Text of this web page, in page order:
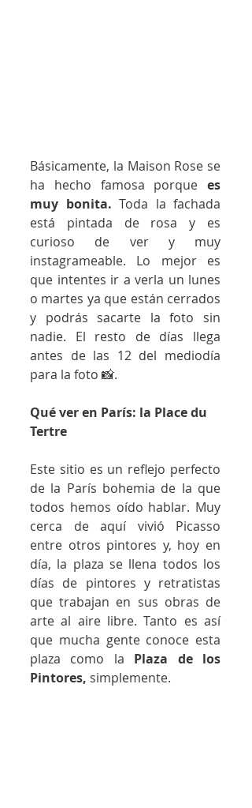
Básicamente, la Maison Rose se
ha hecho famosa porque es
muy bonita. Toda la fachada
está pintada de rosa y es
curioso de ver y muy
instagrameable. Lo mejor es
que intentes ir a verla un lunes
o martes ya que están cerrados
y podrás sacarte la foto sin
nadie. El resto de días llega
antes de las 12 del mediodía
para la foto 📸.
Qué ver en París: la Place du
Tertre
Este sitio es un reflejo perfecto
de la París bohemia de la que
todos hemos oído hablar. Muy
cerca de aquí vivió Picasso
entre otros pintores y, hoy en
día, la plaza se llena todos los
días de pintores y retratistas
que trabajan en sus obras de
arte al aire libre. Tanto es así
que mucha gente conoce esta
plaza como la Plaza de los
Pintores, simplemente.